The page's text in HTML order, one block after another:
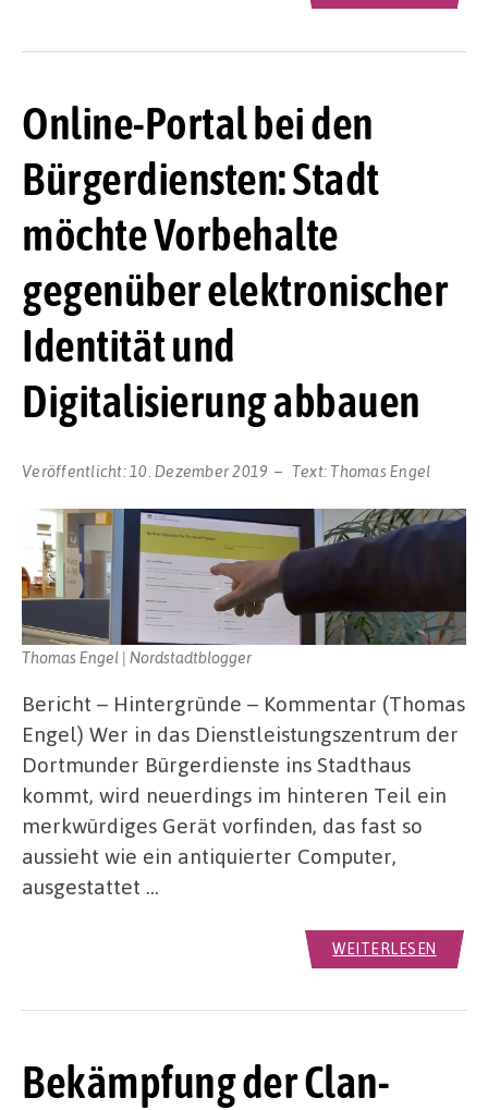
Online-Portal bei den
Bürgerdiensten: Stadt
möchte Vorbehalte
gegenüber elektronischer
Identität und
Digitalisierung abbauen
Veröffentlicht: 10. Dezember 2019 Text:Thomas Engel
Thomas Engel | Nordstadtblogger
Bericht – Hintergründe – Kommentar (Thomas
Engel) Wer in das Dienstleistungszentrum der
Dortmunder Bürgerdienste ins Stadthaus
kommt, wird neuerdings im hinteren Teil ein
merkwürdiges Gerät vorfinden, das fast so
aussieht wie ein antiquierter Computer,
ausgestattet …
WEITERLESEN
Bekämpfung der Clan-